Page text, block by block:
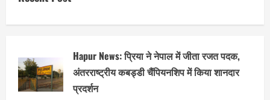
रविवार
शर्ट
उतारकर
विरोध
प्रदर्शन
Hapur News: प्रिया ने नेपाल में जीता रजत पदक,
अंतरराष्ट्रीय कबड्डी चैंपियनशिप में किया शानदार
प्रदर्शन